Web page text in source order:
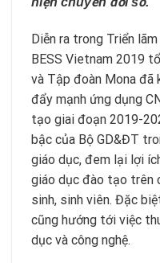
Diễn ra trong Triển
BESS Vietnam 2019
và Tập đoàn Mona đã
đẩy mạnh ứng dụng
tạo giai đoạn 2019-
bậc của Bộ GD&ĐT
giáo dục, đem lại lợi
giáo dục đào tạo trên
sinh, sinh viên. Đặc
cũng hướng tới việc
dục và công nghệ.